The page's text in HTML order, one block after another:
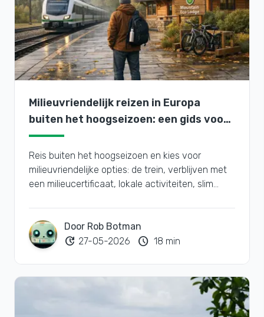
Milieuvriendelijk reizen in Europa
buiten het hoogseizoen: een gids voor
het plannen
Reis buiten het hoogseizoen en kies voor
milieuvriendelijke opties: de trein, verblijven met
een milieucertificaat, lokale activiteiten, slim
Door Rob Botman
update 27-05-2026 schedule 18 min